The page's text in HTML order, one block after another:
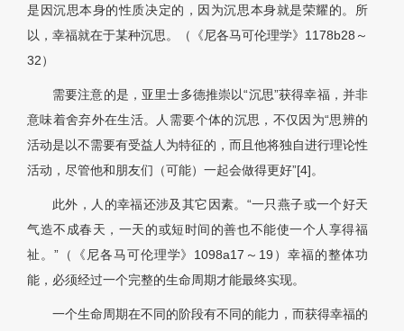
是因沉思本身的性质决定的，因为沉思本身就是荣耀的。所
以，幸福就在于某种沉思。（《尼各马可伦理学》1178b28～
32）
需要注意的是，亚里士多德推崇以“沉思”获得幸福，并非
意味着舍弃外在生活。人需要个体的沉思，不仅因为“思辨的
活动是以不需要有受益人为特征的，而且他将独自进行理论性
活动，尽管他和朋友们（可能）一起会做得更好”[4]。
此外，人的幸福还涉及其它因素。“一只燕子或一个好天
气造不成春天，一天的或短时间的善也不能使一个人享得福
祉。”（《尼各马可伦理学》1098a17～19）幸福的整体功
能，必须经过一个完整的生命周期才能最终实现。
一个生命周期在不同的阶段有不同的能力，而获得幸福的